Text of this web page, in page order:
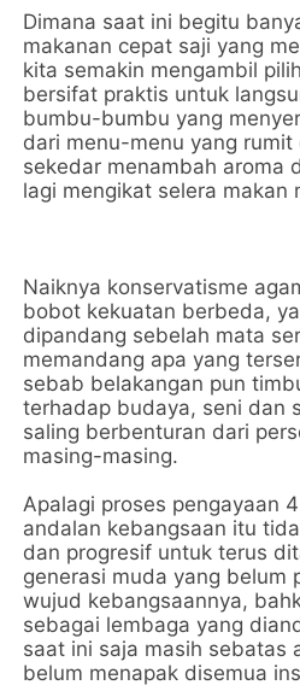
Dimana saat ini begitu
makanan cepat saji yang
kita semakin mengambil
bersifat praktis untuk
bumbu-bumbu yang
dari menu-menu yang
sekedar menambah aroma
lagi mengikat selera makan
Naiknya konservatisme
bobot kekuatan berbeda,
dipandang sebelah mata
memandang apa yang
sebab belakangan pun
terhadap budaya, seni dan
saling berbenturan dari
masing-masing.
Apalagi proses pengayaan
andalan kebangsaan itu
dan progresif untuk terus
generasi muda yang belum
wujud kebangsaannya,
sebagai lembaga yang
saat ini saja masih sebatas
belum menapak disemua